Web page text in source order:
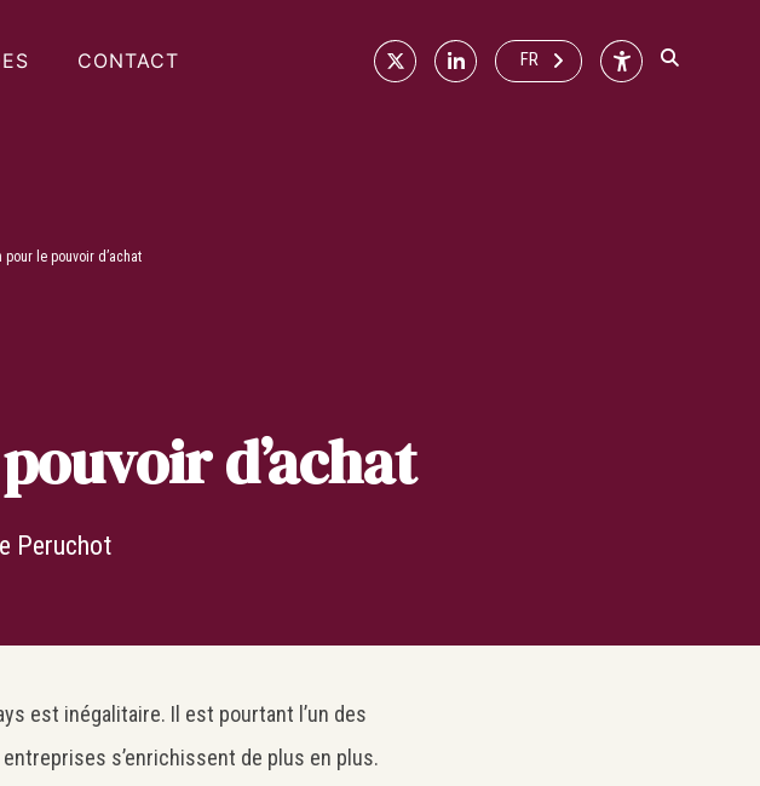
CONTACT X Linkedin
FR Accessibilité
pour le pouvoir d’achat
d’achat
Peruchot
est inégalitaire. Il est pourtant l’un des
s’enrichissent de plus en plus.